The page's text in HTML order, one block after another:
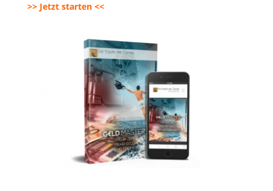
>> Jetzt starten <<